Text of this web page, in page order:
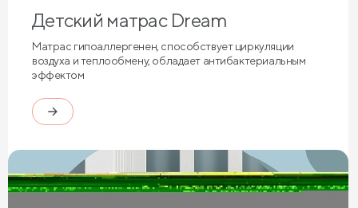
Детский матрас Dream
Матрас гипоаллергенен, способствует циркуляции
воздуха и теплообмену, обладает антибактериальным
эффектом